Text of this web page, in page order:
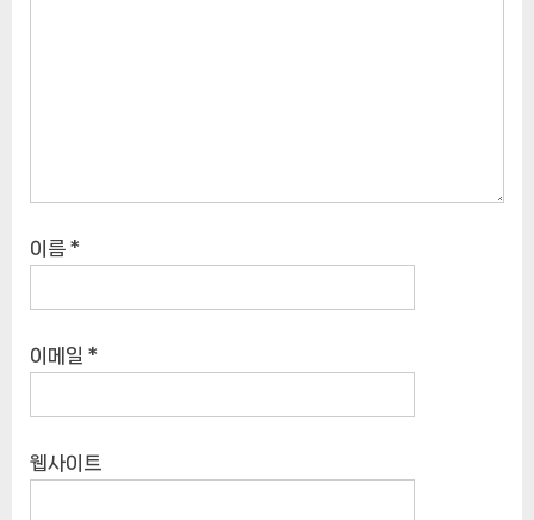
이름 *
이메일 *
웹사이트